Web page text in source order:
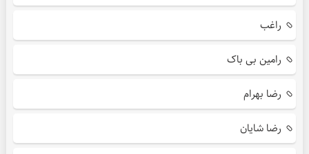
راغب
رامین بی باک
رضا بهرام
رضا شایان